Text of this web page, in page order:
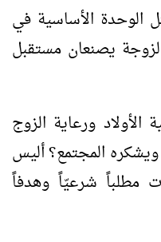
الوحدة الأساسية في
يصنعان مستقبل
الأولاد ورعاية الزوج
ويشكره المجتمع؟ أليس
مطلباً شرعيّاً وهدفاً